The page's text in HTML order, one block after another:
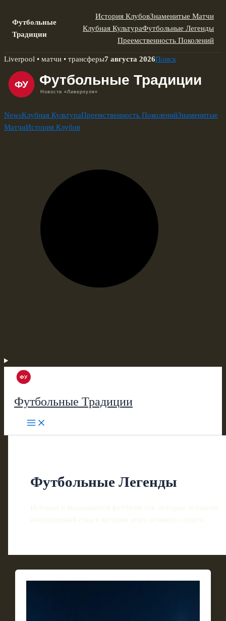
Футбольные
Традиции
История КлубовЗнаменитые Матчи
Клубная КультураФутбольные Легенды
Преемственность Поколений
Skip
content
Liverpool • матчи • трансферы7 августа 2026Поиск
NewsКлубная КультураПреемственность ПоколенийЗнаменитые
МатчиИстория Клубов
Футбольные Традиции
Футбольные Легенды
Истории о выдающихся футболистах, которые оставили
неизгладимый след в истории этого великого спорта.